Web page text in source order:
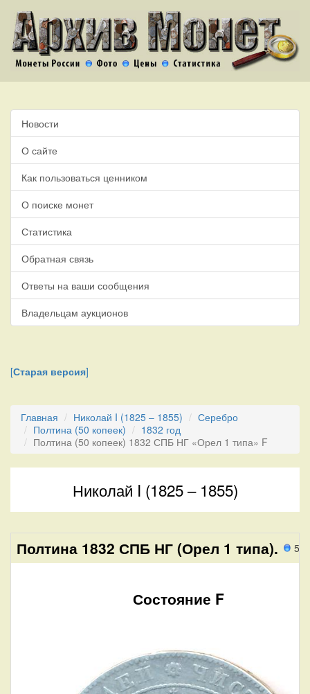
Новости
О сайте
Как пользоваться ценником
О поиске монет
Статистика
Обратная связь
Ответы на ваши сообщения
Владельцам аукционов
[Старая версия]
Главная Николай I (1825 – 1855)
Серебро
Полтина (50 копеек)
1832 год
Полтина (50 копеек) 1832 СПБ НГ «Орел 1 типа» F
Николай I (1825 – 1855)
52
Полтина 1832 СПБ НГ (Орел 1 типа).
Состояние F